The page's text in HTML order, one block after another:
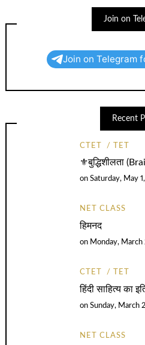
Join on
Join on Telegram
Recent
CTET TET
⚜️बुद्धिशीलता
onSaturday, May
NET CLASS
हिमनद
on Monday, March
CTET TET
हिंदी साहित्य का
onSunday, March
NET CLASS